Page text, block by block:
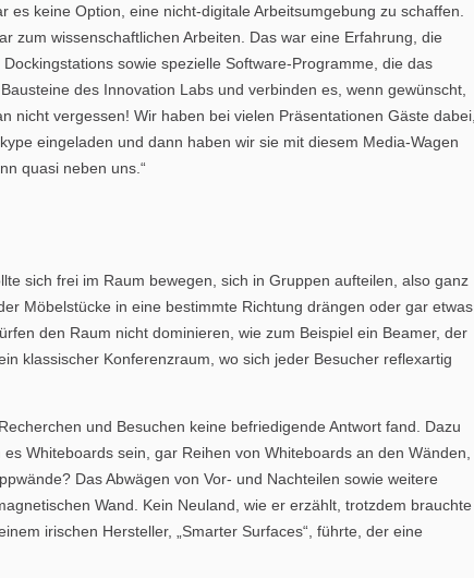
keine Option, eine nicht-digitale Arbeitsumgebung zu schaffen.
zum wissenschaftlichen Arbeiten. Das war eine Erfahrung, die
sowie spezielle Software-Programme, die das
des Innovation Labs und verbinden es, wenn gewünscht,
nicht vergessen! Wir haben bei vielen Präsentationen Gäste dabei,
eingeladen und dann haben wir sie mit diesem Media-Wagen
quasi neben uns.“
sich frei im Raum bewegen, sich in Gruppen aufteilen, also ganz
Möbelstücke in eine bestimmte Richtung drängen oder gar etwas
den Raum nicht dominieren, wie zum Beispiel ein Beamer, der
klassischer Konferenzraum, wo sich jeder Besucher reflexartig
und Besuchen keine befriedigende Antwort fand. Dazu
Whiteboards sein, gar Reihen von Whiteboards an den Wänden,
Das Abwägen von Vor- und Nachteilen sowie weitere
Wand. Kein Neuland, wie er erzählt, trotzdem brauchte
irischen Hersteller, „Smarter Surfaces“, führte, der eine